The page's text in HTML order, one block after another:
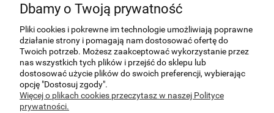
Specjalnie dla Was
Poznaj nasze nowości i promocje
Dbamy o Twoją prywatność
Pliki cookies i pokrewne im technologie umożliwiają poprawne
działanie strony i pomagają nam dostosować ofertę do
Twoich potrzeb. Możesz zaakceptować wykorzystanie przez
nas wszystkich tych plików i przejść do sklepu lub
dostosować użycie plików do swoich preferencji, wybierając
opcję "Dostosuj zgody".
Więcej o plikach cookies przeczytasz w naszej Polityce
prywatności.